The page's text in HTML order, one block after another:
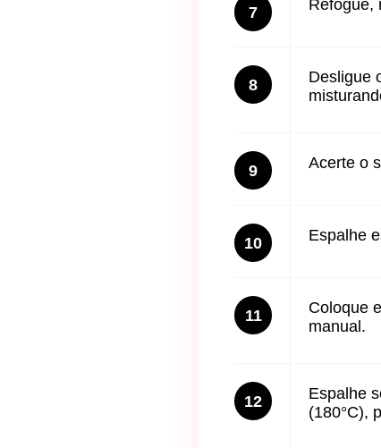
7 Refogue,
8
Desligue
9 Acerte o
10 Espalhe
11
Coloque
manual.
12
Espalhe
(180°C),